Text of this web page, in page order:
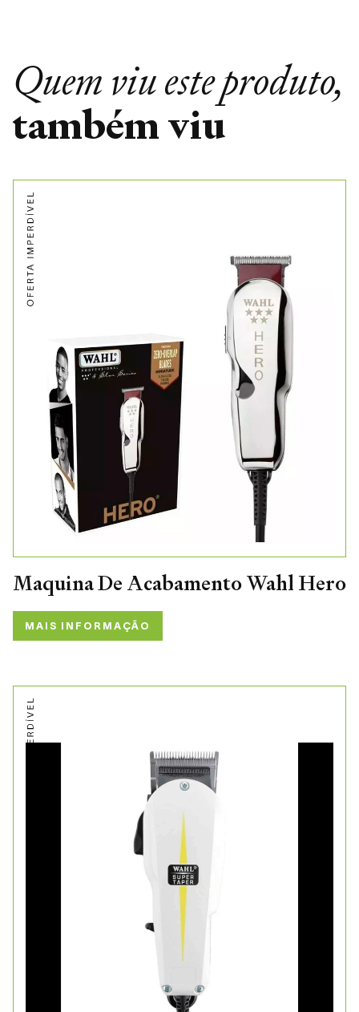
Quem viu este produto,
também viu
Maquina De Acabamento Wahl Hero
MAIS INFORMAÇÃO